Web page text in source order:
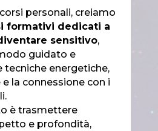
personali, creiamo
formativi dedicati a
sensitivo,
guidato e
tecniche energetiche,
la connessione con i
è trasmettere
e profondità,